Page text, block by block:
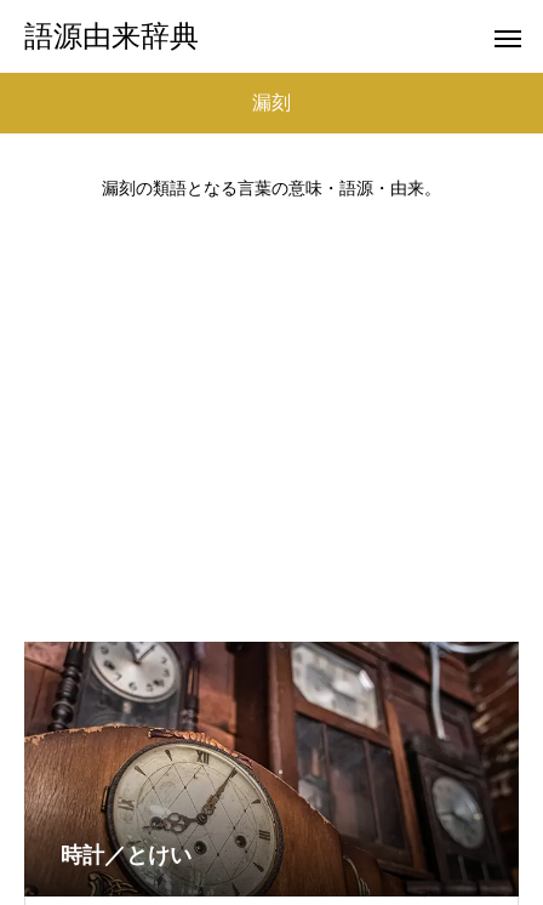
語源由来辞典
漏刻
漏刻の類語となる言葉の意味・語源・由来。
時計／とけい